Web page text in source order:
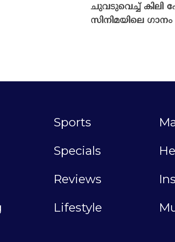
ചുവടുവെച്ച് കിലി
സിനിമയിലെ
Sports
Specials
Reviews
Lifestyle